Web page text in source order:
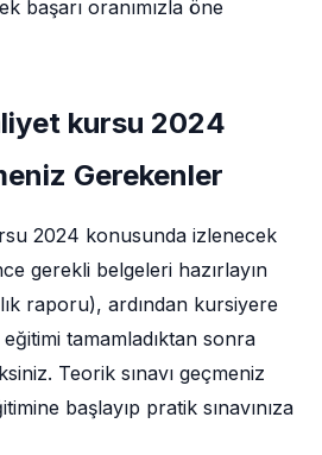
başarı oranımızla öne
kursu 2024
Gerekenler
2024 konusunda izlenecek
gerekli belgeleri hazırlayın
raporu), ardından kursiyere
eğitimi tamamladıktan sonra
Teorik sınavı geçmeniz
başlayıp pratik sınavınıza